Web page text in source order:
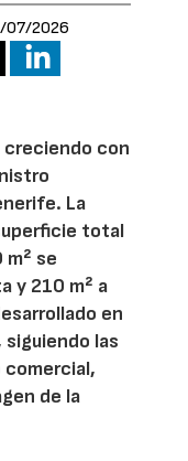
07/2026
creciendo con
La
total
m² se
y 210 m² a
en
siguiendo las
de la